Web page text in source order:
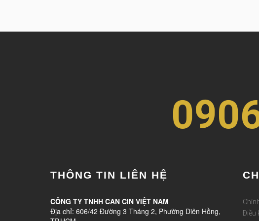
THÔNG TIN LIÊN HỆ
CÔNG TY TNHH CAN CIN VIỆT NAM
Địa chỉ: 606/42 Đường 3 Tháng 2, Phường Diên Hồng,
Điều